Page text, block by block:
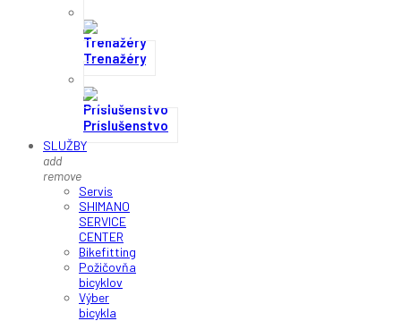
Trenažéry
Príslušenstvo
SLUŽBY
add
remove
Servis
SHIMANO
SERVICE
CENTER
Bikefitting
Požičovňa
bicyklov
Výber
bicykla